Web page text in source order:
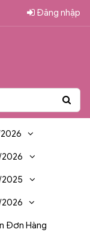
Đăng nhập
2026
2025
2026
Đơn Hàng